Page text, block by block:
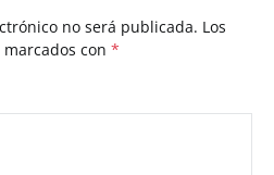
no será publicada. Los
con *